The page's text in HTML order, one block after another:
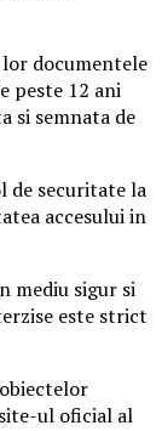
documentele
peste 12 ani
si semnata de
securitate la
accesului in
mediu sigur si
este strict
ul oficial al